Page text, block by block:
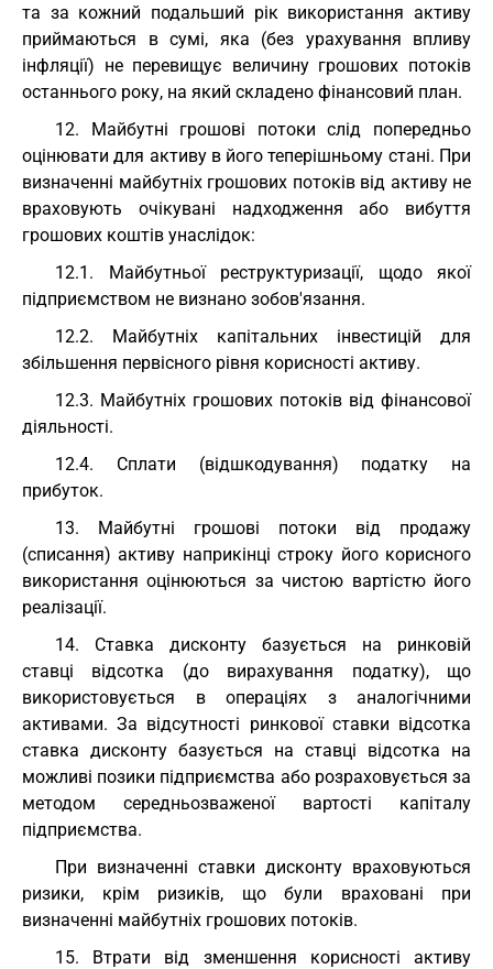
та за кожний подальший рік використання активу
приймаються в сумі, яка (без урахування впливу
інфляції) не перевищує величину грошових потоків
останнього року, на який складено фінансовий план.
12. Майбутні грошові потоки слід попередньо
оцінювати для активу в його теперішньому стані. При
визначенні майбутніх грошових потоків від активу не
враховують очікувані надходження або вибуття
грошових коштів унаслідок:
12.1. Майбутньої реструктуризації, щодо якої
підприємством не визнано зобов'язання.
12.2. Майбутніх капітальних інвестицій для
збільшення первісного рівня корисності активу.
12.3. Майбутніх грошових потоків від фінансової
діяльності.
12.4. Сплати (відшкодування) податку на
прибуток.
13. Майбутні грошові потоки від продажу
(списання) активу наприкінці строку його корисного
використання оцінюються за чистою вартістю його
реалізації.
14. Ставка дисконту базується на ринковій
ставці відсотка (до вирахування податку), що
використовується в операціях з аналогічними
активами. За відсутності ринкової ставки відсотка
ставка дисконту базується на ставці відсотка на
можливі позики підприємства або розраховується за
методом середньозваженої вартості капіталу
підприємства.
При визначенні ставки дисконту враховуються
ризики, крім ризиків, що були враховані при
визначенні майбутніх грошових потоків.
15. Втрати від зменшення корисності активу